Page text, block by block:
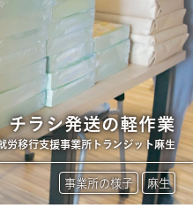
チラシ発送の軽作業
労移行支援事業所トランジット麻生
事業所の様子 麻生